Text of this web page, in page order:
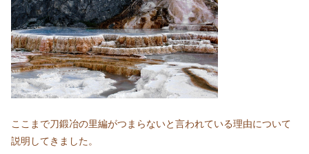
ここまで刀鍛冶の里編がつまらないと言われている理由について
説明してきました。